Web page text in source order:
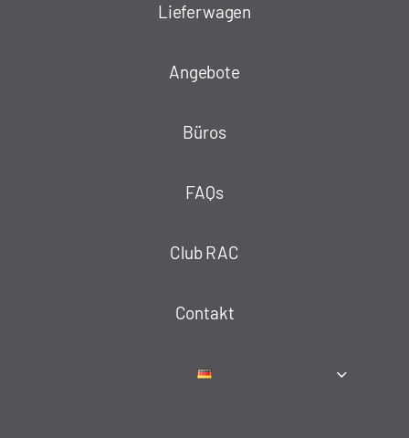
Lieferwagen
Angebote
Büros
FAQs
Club RAC
Contakt